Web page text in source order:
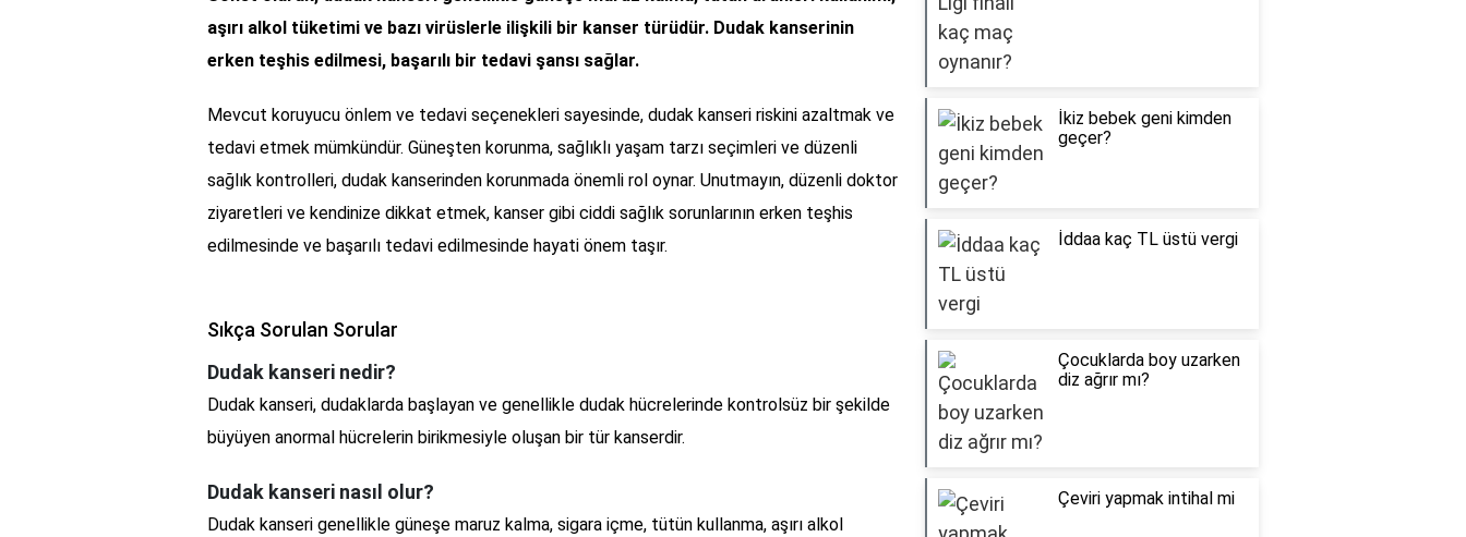
aşırı alkol tüketimi ve bazı virüslerle ilişkili bir kanser türüdür. Dudak kanserinin
erken teşhis edilmesi, başarılı bir tedavi şansı sağlar.
Mevcut koruyucu önlem ve tedavi seçenekleri sayesinde, dudak kanseri riskini azaltmak ve
tedavi etmek mümkündür. Güneşten korunma, sağlıklı yaşam tarzı seçimleri ve düzenli
sağlık kontrolleri, dudak kanserinden korunmada önemli rol oynar. Unutmayın, düzenli doktor
ziyaretleri ve kendinize dikkat etmek, kanser gibi ciddi sağlık sorunlarının erken teşhis
edilmesinde ve başarılı tedavi edilmesinde hayati önem taşır.
Sıkça Sorulan Sorular
Dudak kanseri nedir?
Dudak kanseri, dudaklarda başlayan ve genellikle dudak hücrelerinde kontrolsüz bir şekilde
büyüyen anormal hücrelerin birikmesiyle oluşan bir tür kanserdir.
Dudak kanseri nasıl olur?
Dudak kanseri genellikle güneşe maruz kalma, sigara içme, tütün kullanma, aşırı alkol
İkiz bebek geni kimden
geçer?
İddaa kaç TL üstü vergi
Çocuklarda boy uzarken
diz ağrır mı?
Çeviri yapmak intihal mi